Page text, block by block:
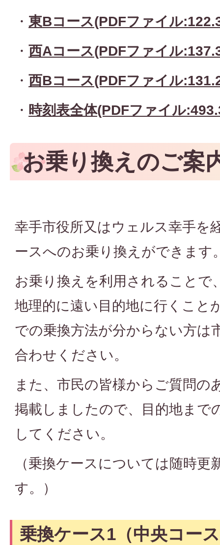
・ 東Bコース(PDFファイル
・ 西Aコース(PDFファイル
・ 西Bコース(PDFファイル
・ 時刻表全体(PDFファイル
お乗り換えのご案
幸手市役所又はウェルス幸手を
ースへのお乗り換えができます
お乗り換えを利用されることで
地理的に遠い目的地に行くこと
での乗換方法が分からない方は
合わせください。
また、市民の皆様からご質問の
掲載しましたので、目的地まで
してください。
（乗換ケースについては随時
す。）
乗換ケース1（中央コー